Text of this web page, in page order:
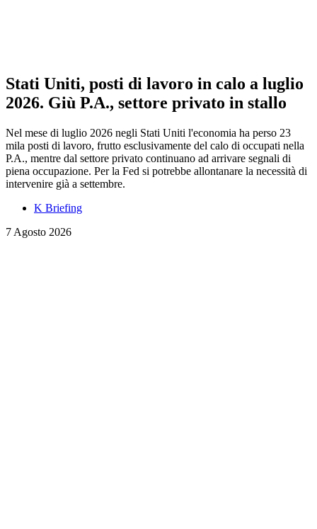
Stati Uniti, posti di lavoro in calo a luglio
2026. Giù P.A., settore privato in stallo
Nel mese di luglio 2026 negli Stati Uniti l'economia ha perso 23
mila posti di lavoro, frutto esclusivamente del calo di occupati nella
P.A., mentre dal settore privato continuano ad arrivare segnali di
piena occupazione. Per la Fed si potrebbe allontanare la necessità di
intervenire già a settembre.
K Briefing
7 Agosto 2026